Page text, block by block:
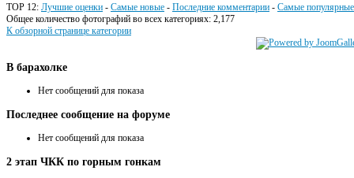
TOP 12: Лучшие оценки - Самые новые - Последние комментарии - Самые популярные
Общее количество фотографий во всех категориях: 2,177
К обзорной странице категории
В барахолке
Нет сообщений для показа
Последнее сообщение на форуме
Нет сообщений для показа
2 этап ЧКК по горным гонкам